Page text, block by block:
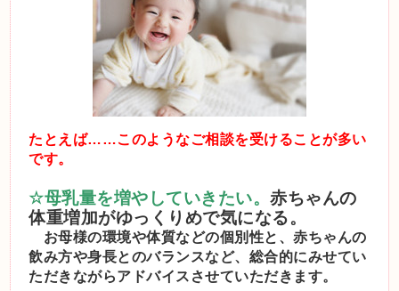
たとえば……このようなご相談を受けることが多い
です。
☆母乳量を増やしていきたい。赤ちゃんの
体重増加がゆっくりめで気になる。
お母様の環境や体質などの個別性と、赤ちゃんの
飲み方や身長とのバランスなど、総合的にみせてい
ただきながらアドバイスさせていただきます。